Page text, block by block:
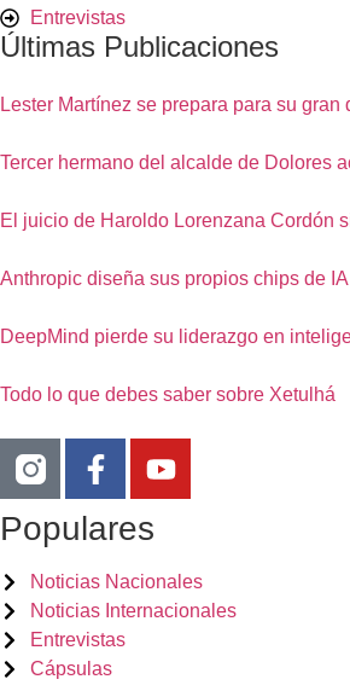
Entrevistas
Últimas Publicaciones
Lester Martínez se prepara para su gran
Tercer hermano del alcalde de Dolores
El juicio de Haroldo Lorenzana Cordón
Anthropic diseña sus propios chips de IA
DeepMind pierde su liderazgo en
Todo lo que debes saber sobre Xetulhá
Populares
Noticias Nacionales
Noticias Internacionales
Entrevistas
Cápsulas